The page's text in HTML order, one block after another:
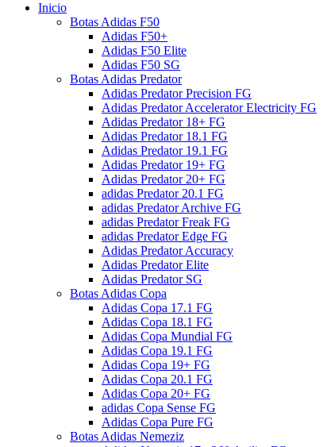
Inicio
Botas Adidas F50
Adidas F50+
Adidas F50 Elite
Adidas F50 SG
Botas Adidas Predator
Adidas Predator Precision FG
Adidas Predator Accelerator Electricity FG
Adidas Predator 18+ FG
Adidas Predator 18.1 FG
Adidas Predator 19.1 FG
Adidas Predator 19+ FG
Adidas Predator 20+ FG
adidas Predator 20.1 FG
adidas Predator Archive FG
adidas Predator Freak FG
adidas Predator Edge FG
Adidas Predator Accuracy
Adidas Predator Elite
Adidas Predator SG
Botas Adidas Copa
Adidas Copa 17.1 FG
Adidas Copa 18.1 FG
Adidas Copa Mundial FG
Adidas Copa 19.1 FG
Adidas Copa 19+ FG
Adidas Copa 20.1 FG
Adidas Copa 20+ FG
adidas Copa Sense FG
Adidas Copa Pure FG
Botas Adidas Nemeziz